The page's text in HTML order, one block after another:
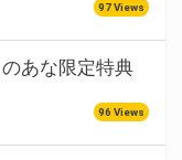
97 Views
あな限定特典
96 Views